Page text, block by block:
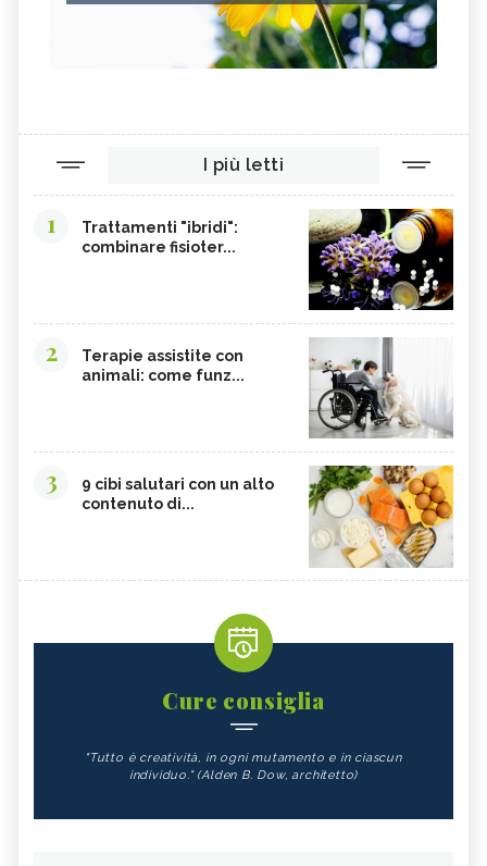
I più letti
1
Trattamenti "ibridi":
combinare fisioter...
2
Terapie assistite con
animali: come funz...
3
9 cibi salutari con un alto
contenuto di...
Cure consiglia
"Tutto è creatività, in ogni mutamento e in ciascun
individuo." (Alden B. Dow, architetto)